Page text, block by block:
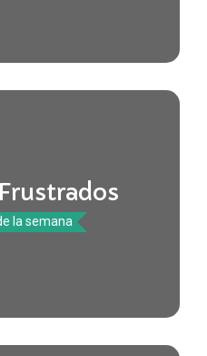
la semana